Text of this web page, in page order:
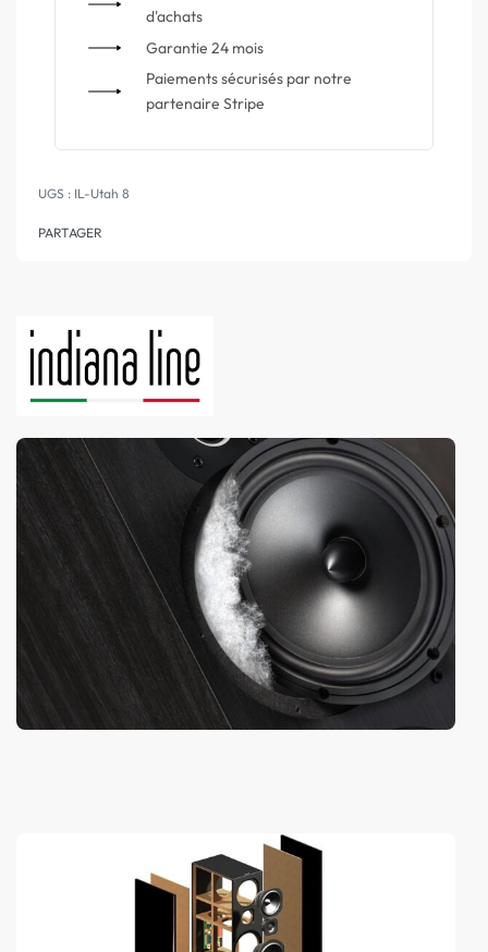
d'achats
Garantie 24 mois
Paiements sécurisés par notre
partenaire Stripe
IL-Utah 8
PARTAGER